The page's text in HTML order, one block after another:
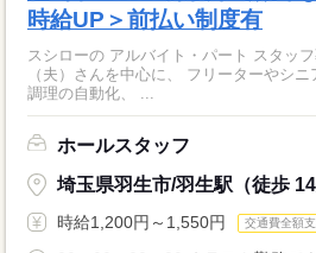
時給UP＞前払い制度有
スシローの アルバイト・パート スタッフ募集中。 学
（夫）さんを中心に、 フリーターやシニアの方
調理の自動化、 ...
ホールスタッフ
埼玉県羽生市/羽生駅（徒歩 14
時給1,200円～1,550円 交通費全額